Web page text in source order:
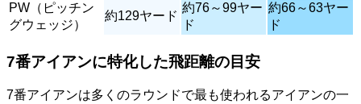
PW（ピッチン
グウェッジ）
約129ヤード
約76～99ヤー
ド
約66～63ヤー
ド
7番アイアンに特化した飛距離の目安
7番アイアンは多くのラウンドで最も使われるアイアンの一